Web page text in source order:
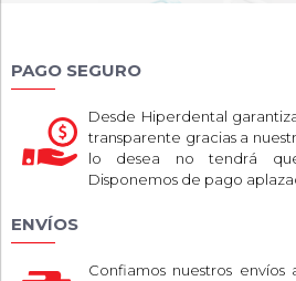
PAGO SEGURO
Desde Hiperdental
transparente gracias a
lo desea no tendrá
Disponemos de pago
ENVÍOS
Confiamos nuestros